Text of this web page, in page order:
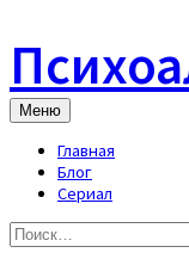
content
Меню
Главная
Блог
Сериал
Найти: